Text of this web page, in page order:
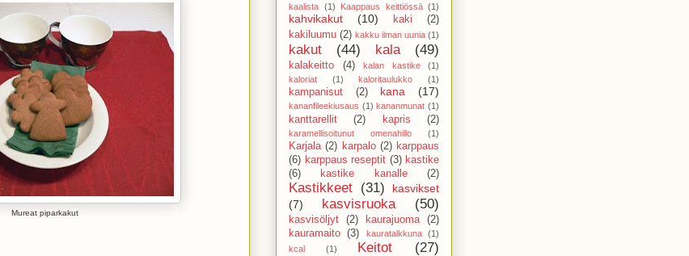
Mureat piparkakut
kaalista (1) Kaappaus keittiössä (1)
kahvikakut (10) kaki
(2)
kakiluumu (2) kakku ilman uunia (1)
kakut (44) kala (49)
kalakeitto (4) kalan kastike
(1)
kaloriat
(1) kaloritaulukko (1)
kampanisut (2) kana (17)
kananfileekiusaus (1) kananmunat (1)
kanttarellit (2) kapris (2)
karamellisoitunut omenahillo (1)
Karjala (2) karpalo (2) karppaus
(6) karppaus reseptit (3) kastike
(6)
kastike kanalle (2)
Kastikkeet (31)
kasvikset
(7)
kasvisruoka (50)
kasvisöljyt (2) kaurajuoma
(2)
kauramaito (3) kauratalkkuna
(1)
kcal
(1) Keitot (27)